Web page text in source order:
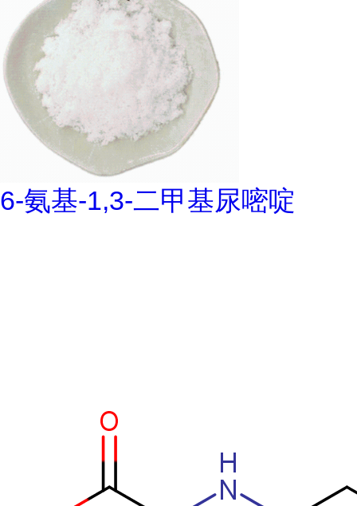
6-氨基-1,3-二甲基尿嘧啶